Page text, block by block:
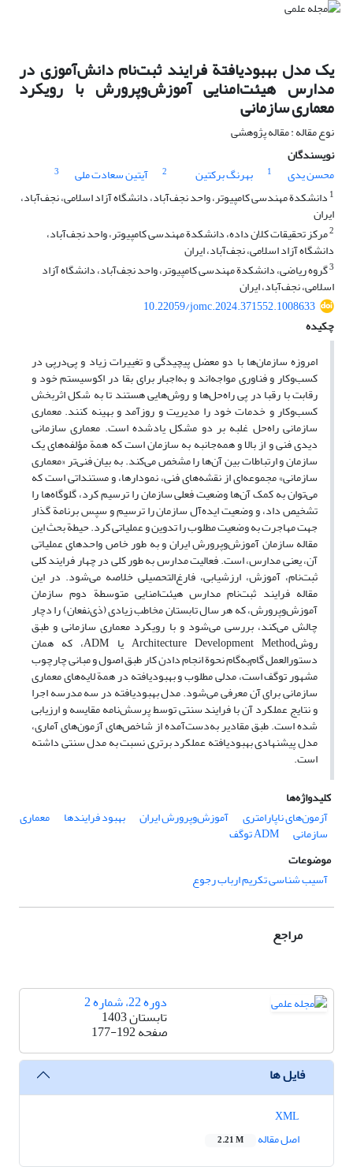
یک مدل بهبودیافتة فرایند ثبت‌نام دانش‌آموزی در
مدارس هیئت‌امنایی آموزش‌وپرورش با رویکرد
معماری سازمانی
نوع مقاله : مقاله پژوهشی
نویسندگان
محسن یدی
1 بهرنگ برکتین 2 آیتین سعادت ملی
3
1 دانشکدة مهندسی کامپیوتر، واحد نجف‌آباد، دانشگاه آزاد اسلامی، نجف‌‌آباد،
ایران
2مرکز تحقیقات کلان داده، دانشکدة مهندسی کامپیوتر، واحد نجف‌آباد،
دانشگاه آزاد اسلامی، نجف‌‌آباد، ایران
3گروه ریاضی، دانشکدة مهندسی کامپیوتر، واحد نجف‌آباد، دانشگاه آزاد
اسلامی، نجف‌‌آباد، ایران
10.22059/jomc.2024.371552.1008633
چکیده
امروزه سازمان‌ها با دو معضل پیچیدگی و تغییرات زیاد و پی‌درپی در
کسب‌وکار و فناوری مواجه‌اند و به‌اجبار برای بقا در اکوسیستم خود و
رقابت با رقبا در پی راه‌حل‌ها و روش‌هایی هستند تا به شکل اثربخش
کسب‌وکار و خدمات خود را مدیریت و روزآمد و بهینه کنند‌. معماری
سازمانی راه‌حل غلبه بر دو مشکل یادشده است. معماری سازمانی
دیدی فنی و از بالا و همه‌جانبه به سازمان است که همة مؤلفه‌های یک
سازمان و ارتباطات بین آن‌ها را مشخص می‌کند. به بیان فنی‌تر «معماری
سازمانی» مجموعه‌ای از نقشه‌های فنی، نمودارها، و مستنداتی است که
می‌توان به کمک آن‌ها وضعیت فعلی سازمان را ترسیم کرد، گلوگاه‌ها را
تشخیص داد، و وضعیت ایده‌آل سازمان را ترسیم و سپس برنامة گذار
جهت مهاجرت به وضعیت مطلوب را تدوین و عملیاتی کرد. حیطة بحث این
مقاله سازمان آموزش‌و‌پرورش ایران و به طور خاص واحدهای عملیاتی
آن، یعنی مدارس، است. فعالیت مدارس به طور کلی در چهار فرایند کلی
ثبت‌نام، آموزش، ارزشیابی، فارغ‌التحصیلی خلاصه می‌شود. در این
مقاله فرایند ثبت‌نام مدارس هیئت‌امنایی متوسطة دوم سازمان
آموزش‌وپرورش، که هر سال تابستان مخاطب زیادی (ذی‌نفعان) را دچار
چالش می‌کند، بررسی می‌شود و با رویکرد معماری سازمانی و طبق
روشArchitecture Development Method یا ADM، که همان
دستورالعمل گام‌به‌گام نحوة انجام دادن کار طبق اصول و مبانی چارچوب
مشهور توگف است، مدلی مطلوب و بهبودیافته در همة لایه‌های معماری
سازمانی برای آن معرفی می‌شود. مدل بهبودیافته در سه مدرسه اجرا
و نتایج عملکرد آن با فرایند سنتی توسط پرسش‌نامه مقایسه و ارزیابی
شده است. طبق مقادیر به‌دست‌آمده از شاخص‌های آزمون‌های آماری،
مدل پیشنهادی بهبودیافته عملکرد برتری نسبت به مدل سنتی داشته
است.
کلیدواژه‌ها
آزمون‌های ناپارامتری
آموزش‌و‌پرورش ایران بهبود فرایندها معماری
سازمانی
ADM توگف
موضوعات
آسیب شناسی تکریم ارباب رجوع
مراجع
دوره 22، شماره 2
تابستان 1403
صفحه177-192
فایل ها
اصل مقاله
2.21 M